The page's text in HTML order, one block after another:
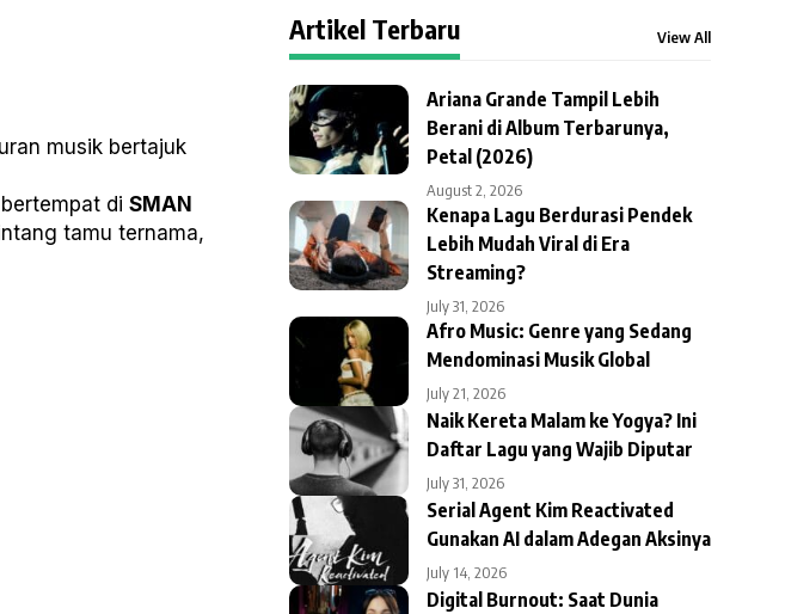
musik bertajuk
di SMAN
tamu ternama,
Artikel Terbaru View All
Ariana Grande Tampil Lebih
Berani di Album Terbarunya,
Petal (2026)
August 2, 2026
Kenapa Lagu Berdurasi Pendek
Lebih Mudah Viral di Era
Streaming?
July 31, 2026
Afro Music: Genre yang Sedang
Mendominasi Musik Global
July 21, 2026
Naik Kereta Malam ke Yogya? Ini
Daftar Lagu yang Wajib Diputar
July 31, 2026
Serial Agent Kim Reactivated
Gunakan AI dalam Adegan Aksinya
July 14, 2026
Digital Burnout: Saat Dunia